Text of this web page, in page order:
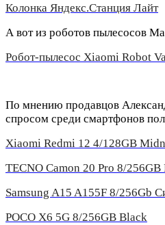
Колонка Яндекс.Станция Лайт
А вот из роботов пылесосов
Робот-пылесос Xiaomi Robot
По мнению продавцов
спросом среди смартфонов
Xiaomi Redmi 12 4/128GB
TECNO Camon 20 Pro 8/256GB
Samsung A15 A155F 8/256Gb
POCO X6 5G 8/256GB Black